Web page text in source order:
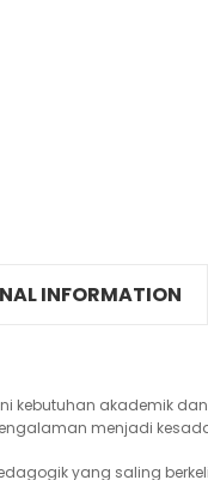
INFORMATION
kebutuhan akademik
menjadi
yang saling